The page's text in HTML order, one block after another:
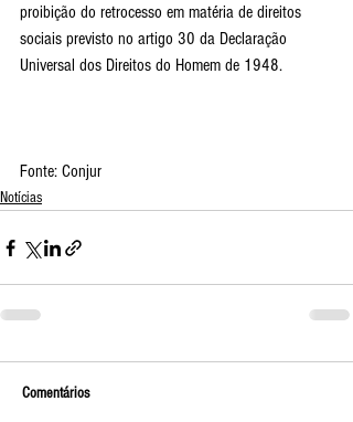
proibição do retrocesso em matéria de direitos
sociais previsto no artigo 30 da Declaração
Universal dos Direitos do Homem de 1948.
Fonte: Conjur
Notícias
Comentários